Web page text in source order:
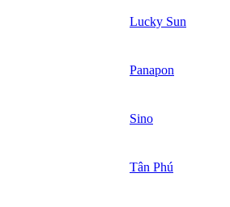
Lucky Sun
Panapon
Sino
Tân Phú